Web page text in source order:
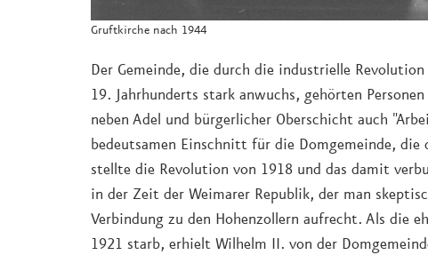
Gruftkirche nach 1944
Der Gemeinde, die durch die industrielle
19. Jahrhunderts stark anwuchs, gehörten
neben Adel und bürgerlicher Oberschicht auch
bedeutsamen Einschnitt für die Domgemeinde, die
stellte die Revolution von 1918 und das damit
in der Zeit der Weimarer Republik, der man
Verbindung zu den Hohenzollern aufrecht. Als die
1921 starb, erhielt Wilhelm II. von der